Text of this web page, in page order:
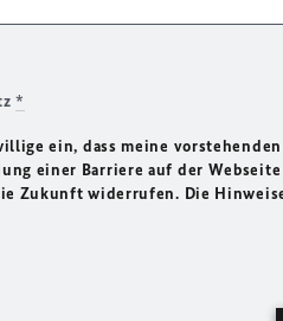
*
ein, dass meine
einer Barriere auf der
Zukunft widerrufen. Die